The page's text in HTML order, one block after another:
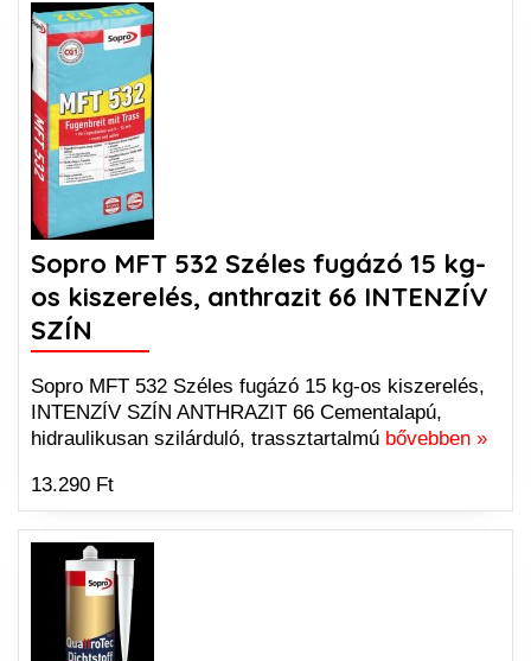
Sopro MFT 532 Széles fugázó 15 kg-
os kiszerelés, anthrazit 66 INTENZÍV
SZÍN
Sopro MFT 532 Széles fugázó 15 kg-os kiszerelés,
INTENZÍV SZÍN ANTHRAZIT 66 Cementalapú,
hidraulikusan szilárduló, trassztartalmú bővebben »
13.290 Ft